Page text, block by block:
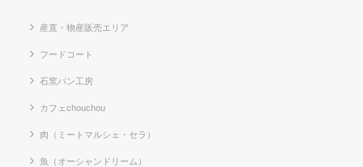
産直・物産販売エリア
フードコート
石窯パン工房
カフェchouchou
肉（ミートマルシェ・セラ）
魚（オーシャンドリーム）